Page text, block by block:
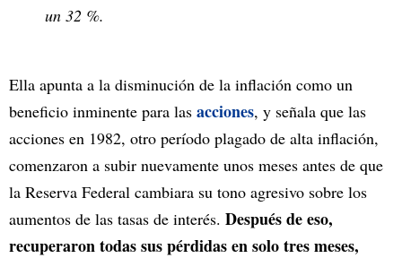
un 32 %.
Ella apunta a la disminución de la inflación como un
beneficio inminente para las acciones, y señala que las
acciones en 1982, otro período plagado de alta inflación,
comenzaron a subir nuevamente unos meses antes de que
la Reserva Federal cambiara su tono agresivo sobre los
aumentos de las tasas de interés. Después de eso,
recuperaron todas sus pérdidas en solo tres meses,